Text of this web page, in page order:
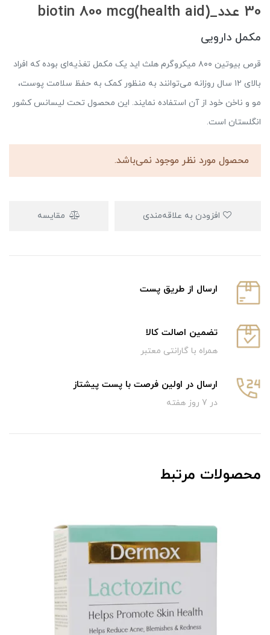
30 عدد_biotin 800 mcg(health aid)
مکمل دارویی
قرص بیوتین ۸۰۰ میکروگرم هلث اید یک مکمل تغذیه‌ای بوده که افراد
بالای ۱۲ سال روزانه می‌توانند به منظور کمک به حفظ سلامت پوست،
مو و ناخن خود از آن استفاده نمایند. این محصول تحت لیسانس کشور
انگلستان است.
محصول مورد نظر موجود نمی‌باشد.
مقایسه
ارسال از طریق پست
تضمین اصالت کالا
همراه با گارانتی معتبر
ارسال در اولین فرصت با پست پیشتاز
در 7 روز هفته
محصولات مرتبط